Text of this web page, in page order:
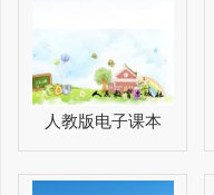
人教版电子课本